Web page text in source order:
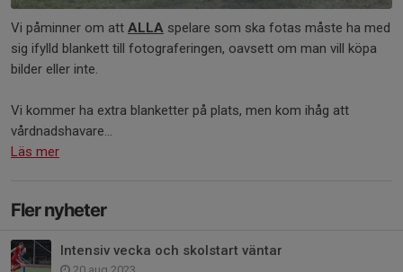
Vi påminner om att ALLA spelare som ska fotas måste ha med
sig ifylld blankett till fotograferingen, oavsett om man vill köpa
bilder eller inte.
Vi kommer ha extra blanketter på plats, men kom ihåg att
vårdnadshavare...
Läs mer
Fler nyheter
Intensiv vecka och skolstart väntar